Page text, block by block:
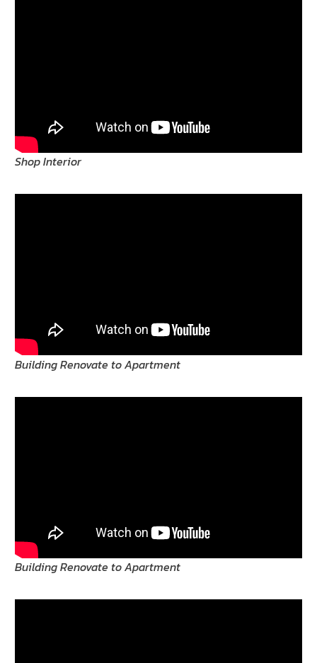
Shop Interior
Building Renovate to Apartment
Building Renovate to Apartment